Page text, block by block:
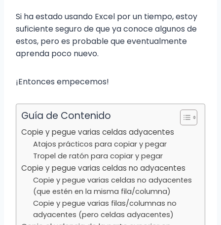
Si ha estado usando Excel por un tiempo, estoy
suficiente seguro de que ya conoce algunos de
estos, pero es probable que eventualmente
aprenda poco nuevo.
¡Entonces empecemos!
Guía de Contenido
Copie y pegue varias celdas adyacentes
Atajos prácticos para copiar y pegar
Tropel de ratón para copiar y pegar
Copie y pegue varias celdas no adyacentes
Copie y pegue varias celdas no adyacentes
(que estén en la misma fila/columna)
Copie y pegue varias filas/columnas no
adyacentes (pero celdas adyacentes)